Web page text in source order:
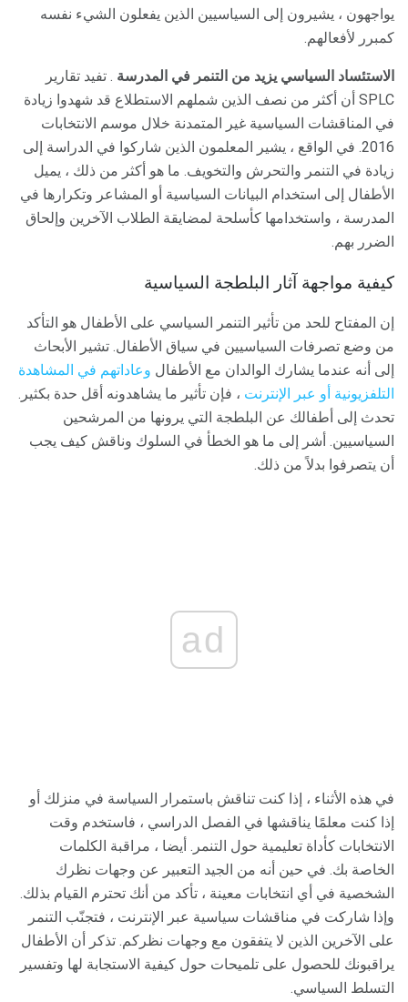
يواجهون ، يشيرون إلى السياسيين الذين يفعلون الشيء نفسه
كمبرر لأفعالهم.
الاستئساد السياسي يزيد من التنمر في المدرسة . تفيد تقارير
SPLC أن أكثر من نصف الذين شملهم الاستطلاع قد شهدوا زيادة
في المناقشات السياسية غير المتمدنة خلال موسم الانتخابات
2016. في الواقع ، يشير المعلمون الذين شاركوا في الدراسة إلى
زيادة في التنمر والتحرش والتخويف. ما هو أكثر من ذلك ، يميل
الأطفال إلى استخدام البيانات السياسية أو المشاعر وتكرارها في
المدرسة ، واستخدامها كأسلحة لمضايقة الطلاب الآخرين وإلحاق
الضرر بهم.
كيفية مواجهة آثار البلطجة السياسية
إن المفتاح للحد من تأثير التنمر السياسي على الأطفال هو التأكد
من وضع تصرفات السياسيين في سياق الأطفال. تشير الأبحاث
إلى أنه عندما يشارك الوالدان مع الأطفال وعاداتهم في المشاهدة
التلفزيونية أو عبر الإنترنت ، فإن تأثير ما يشاهدونه أقل حدة بكثير.
تحدث إلى أطفالك عن البلطجة التي يرونها من المرشحين
السياسيين. أشر إلى ما هو الخطأ في السلوك وناقش كيف يجب
أن يتصرفوا بدلاً من ذلك.
ad
في هذه الأثناء ، إذا كنت تناقش باستمرار السياسة في منزلك أو
إذا كنت معلمًا يناقشها في الفصل الدراسي ، فاستخدم وقت
الانتخابات كأداة تعليمية حول التنمر. أيضا ، مراقبة الكلمات
الخاصة بك. في حين أنه من الجيد التعبير عن وجهات نظرك
الشخصية في أي انتخابات معينة ، تأكد من أنك تحترم القيام بذلك.
وإذا شاركت في مناقشات سياسية عبر الإنترنت ، فتجنّب التنمر
على الآخرين الذين لا يتفقون مع وجهات نظركم. تذكر أن الأطفال
يراقبونك للحصول على تلميحات حول كيفية الاستجابة لها وتفسير
التسلط السياسي.